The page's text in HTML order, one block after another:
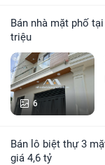
Bán nhà mặt phố tại Phường Biên Hòa, Đồng Nai giá 3 tỷ 550
triệu
6
Bán lô biệt thự 3 mặt tiền phường Tam Phước Biên Hòa 450m2
giá 4,6 tỷ